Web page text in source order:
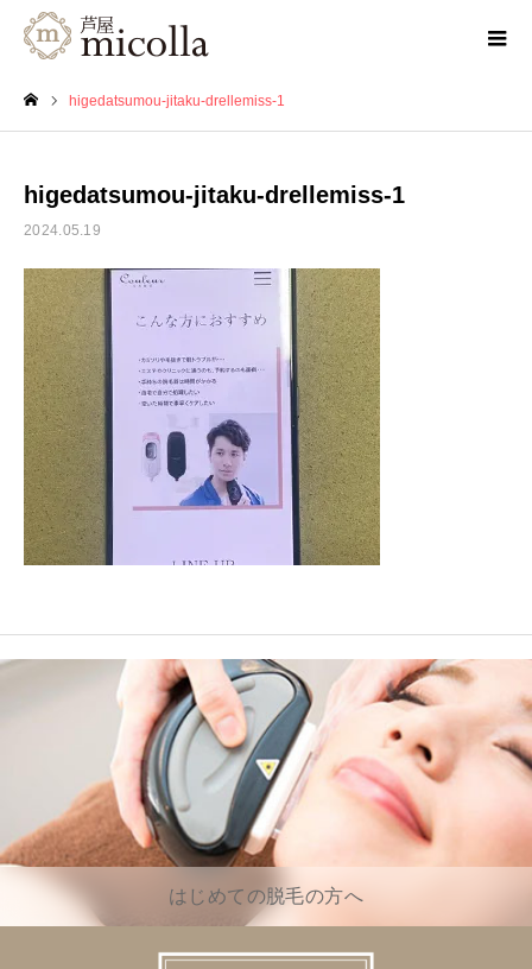
higedatsumou-jitaku-drellemiss-1
higedatsumou-jitaku-drellemiss-1
2024.05.19
はじめての脱毛の方へ